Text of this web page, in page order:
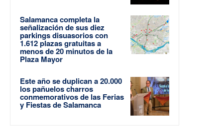
Salamanca completa la
señalización de sus diez
parkings disuasorios con
1.612 plazas gratuitas a
menos de 20 minutos de la
Plaza Mayor
Este año se duplican a 20.000
los pañuelos charros
conmemorativos de las Ferias
y Fiestas de Salamanca